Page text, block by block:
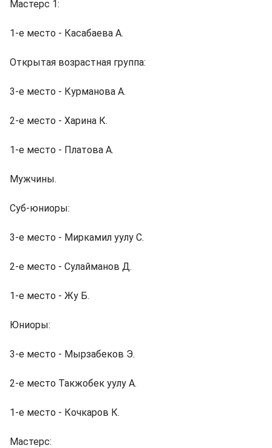
Мастерс 1:
1-е место - Касабаева А.
Открытая возрастная группа:
3-е место - Курманова А.
2-е место - Харина К.
1-е место - Платова А.
Мужчины.
Суб-юниоры:
3-е место - Миркамил уулу С.
2-е место - Сулайманов Д.
1-е место - Жу Б.
Юниоры:
3-е место - Мырзабеков Э.
2-е место Такжобек уулу А.
1-е место - Кочкаров К.
Мастерс: